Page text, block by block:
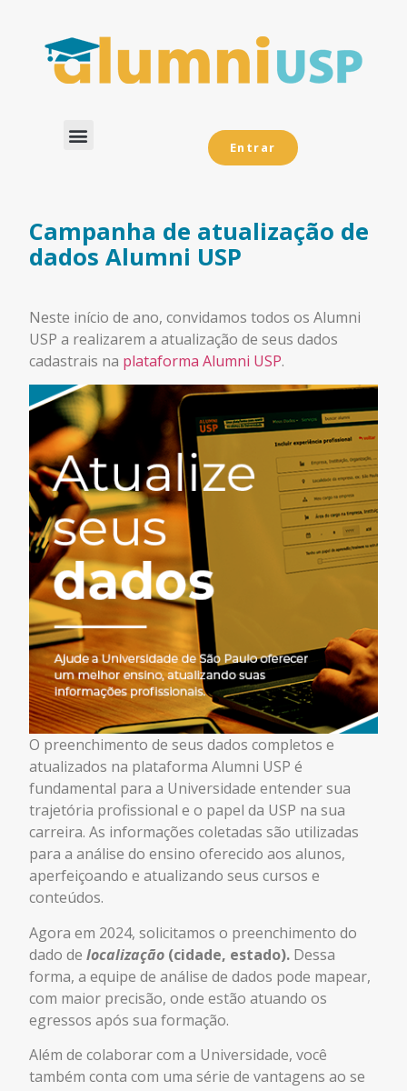
Entrar
Campanha de atualização de
dados Alumni USP
Neste início de ano, convidamos todos os Alumni
USP a realizarem a atualização de seus dados
cadastrais na plataforma Alumni USP.
O preenchimento de seus dados completos e
atualizados na plataforma Alumni USP é
fundamental para a Universidade entender sua
trajetória profissional e o papel da USP na sua
carreira. As informações coletadas são utilizadas
para a análise do ensino oferecido aos alunos,
aperfeiçoando e atualizando seus cursos e
conteúdos.
Agora em 2024, solicitamos o preenchimento do
dado de localização (cidade, estado). Dessa
forma, a equipe de análise de dados pode mapear,
com maior precisão, onde estão atuando os
egressos após sua formação.
Além de colaborar com a Universidade, você
também conta com uma série de vantagens ao se